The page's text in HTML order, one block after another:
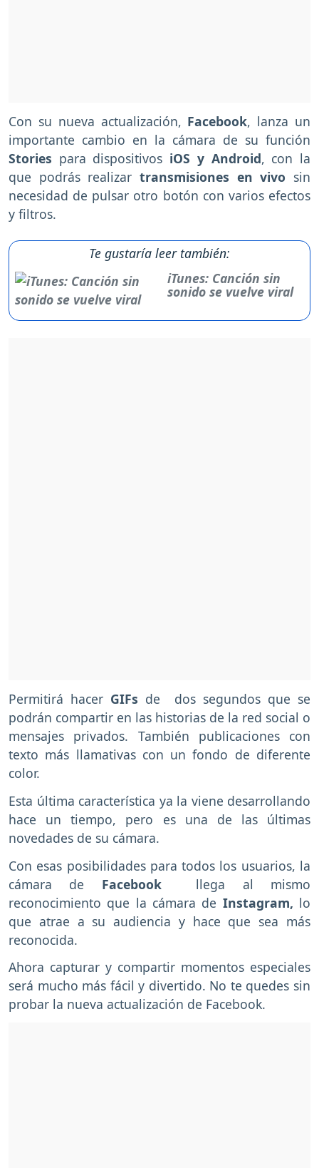
Con su nueva actualización, Facebook, lanza un
importante cambio en la cámara de su función
Stories para dispositivos iOS y Android, con la
que podrás realizar transmisiones en vivo sin
necesidad de pulsar otro botón con varios efectos
y filtros.
Te gustaría leer también:
iTunes: Canción sin
sonido se vuelve viral
Permitirá hacer GIFs de dos segundos que se
podrán compartir en las historias de la red social o
mensajes privados. También publicaciones con
texto más llamativas con un fondo de diferente
color.
Esta última característica ya la viene desarrollando
hace un tiempo, pero es una de las últimas
novedades de su cámara.
Con esas posibilidades para todos los usuarios, la
cámara de Facebookllega al mismo
reconocimiento que la cámara de Instagram, lo
que atrae a su audiencia y hace que sea más
reconocida.
Ahora capturar y compartir momentos especiales
será mucho más fácil y divertido. No te quedes sin
probar la nueva actualización de Facebook.